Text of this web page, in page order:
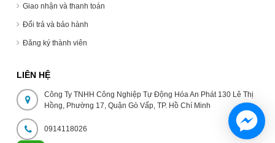
Giao nhận và thanh toán
Đổi trả và bảo hành
Đăng ký thành viên
LIÊN HỆ
Công Ty TNHH Công Nghiệp Tự Động Hóa An Phát 130 Lê Thị
Hồng, Phường 17, Quận Gò Vấp, TP. Hồ Chí Minh
0914118026